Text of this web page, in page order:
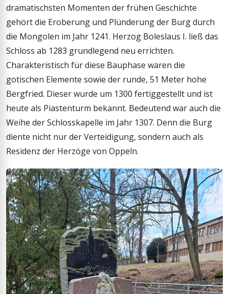
dramatischsten Momenten der frühen Geschichte
gehört die Eroberung und Plünderung der Burg durch
die Mongolen im Jahr 1241. Herzog Boleslaus I. ließ das
Schloss ab 1283 grundlegend neu errichten.
Charakteristisch für diese Bauphase waren die
gotischen Elemente sowie der runde, 51 Meter hohe
Bergfried. Dieser wurde um 1300 fertiggestellt und ist
heute als Piastenturm bekannt. Bedeutend war auch die
Weihe der Schlosskapelle im Jahr 1307. Denn die Burg
diente nicht nur der Verteidigung, sondern auch als
Residenz der Herzöge von Oppeln.